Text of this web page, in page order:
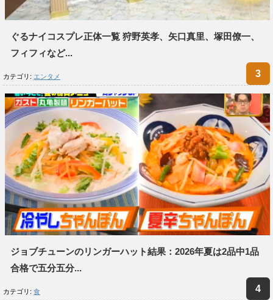
ぐるナイコスプレ正体一覧 狩野英孝、矢口真里、塚田僚一、
フィフィなど...
カテゴリ: エンタメ
ジョブチューンのリンガーハット結果：2026年夏は2品中1品
合格で五分五分...
カテゴリ: 食